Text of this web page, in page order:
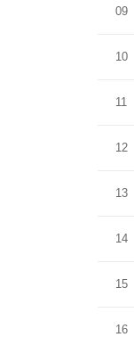
09
10
11
12
13
14
15
16